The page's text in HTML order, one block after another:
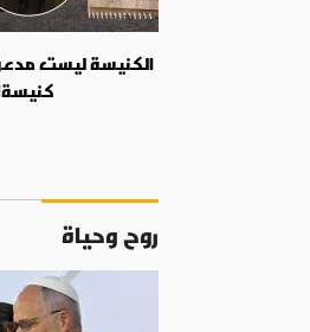
الكنيسة ليست
روح وحياة